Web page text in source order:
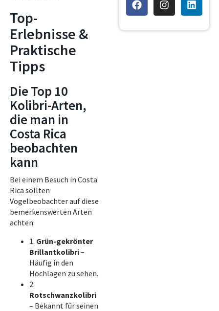
Top-
Erlebnisse &
Praktische
Tipps
Die Top 10
Kolibri-Arten,
die man in
Costa Rica
beobachten
kann
Bei einem Besuch in Costa
Rica sollten
Vogelbeobachter auf diese
bemerkenswerten Arten
achten:
1. Grün-gekrönter
Brillantkolibri–
Häufig in den
Hochlagen zu sehen.
2.
Rotschwanzkolibri
– Bekannt für seinen